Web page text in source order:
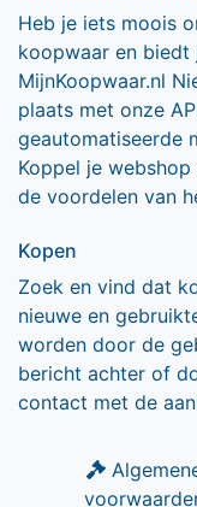
Heb je iets moois
koopwaar en
MijnKoopwaar.nl
plaats met onze
geautomatiseerde
Koppel je
de voordelen van
Kopen
Zoek en vind dat
nieuwe en
worden door de
bericht achter of
contact met de